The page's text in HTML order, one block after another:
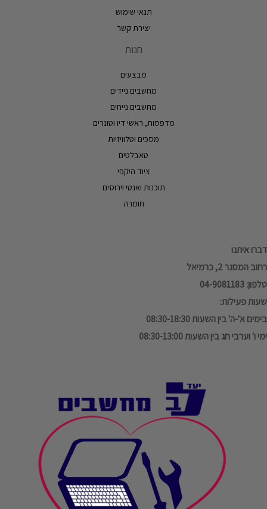
תנאי שימוש
יצירת קשר
חנות
מבצעים
מחשבים ניידים
מחשבים נייחים
מדפסות, ראשי דיו וטונרים
מסכים וטלוויזיות
טאבלטים
ציוד היקפי
תוכנות ואנטי וירוסים
חומרה
דברו איתנו
רחוב המסגר 2, כרמיאל
טלפון: 04-9081183
שעות פעילות:
בימים א'-ה' בין השעות 08:30-18:30
ימי ו' וערבי חג בין השעות 08:30-13:00